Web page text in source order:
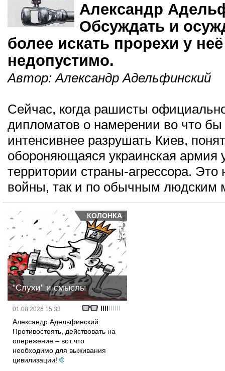
Александр
Обсуждать и
более искать прорехи у
недопустимо.
Автор:Александр Адельфинский
Сейчас, когда рашисты
дипломатов о намерении во что
интенсивнее разрушать Киев,
обороняющаяся украинская армия
территории страны-агрессора. Это
войны, так и по обычным людским
КОЛОНКА
"Слухи" и смыслы
01.08.2026 15:33
Александр Адельфинский:
Противостоять, действовать на
опережение – вот что
необходимо для выживания
цивилизации! ©